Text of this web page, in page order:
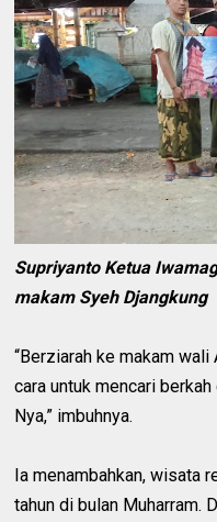
Supriyanto Ketua
makam Syeh Djangkung
“Berziarah ke makam
cara untuk mencari
Nya,” imbuhnya.
Ia menambahkan, wisata
tahun di bulan Muharram.